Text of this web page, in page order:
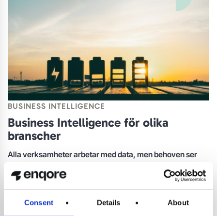
Consent Details About
BUSINESS INTELLIGENCE
Business Intelligence för olika
branscher
Alla verksamheter arbetar med data, men behoven ser
skapa BI-lösningar anpassade efter verksamhetens mål,
processer och beslutsbehov.
BI för energi:
Energibranschen genererar stora mängder